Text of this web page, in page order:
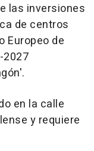
las inversiones
de centros
Europeo de
2027
en la calle
y requiere